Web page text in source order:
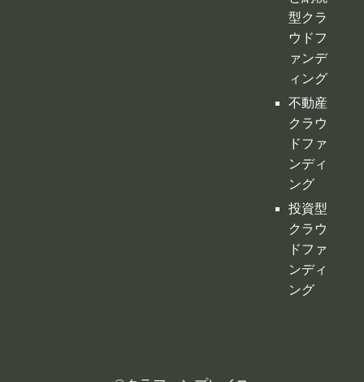
ィング
不動産
クラウ
ドファ
ンディ
投資型
クラウ
ドファ
ンディ
ング